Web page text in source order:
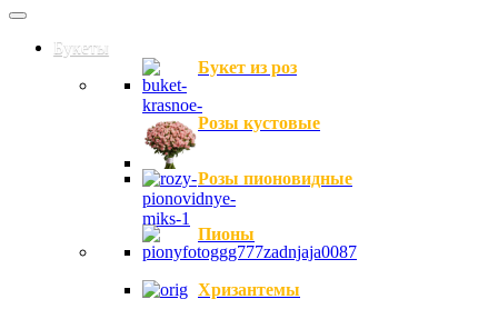
Букеты
Букет из роз
Розы кустовые
Розы пионовидные
Пионы
Хризантемы